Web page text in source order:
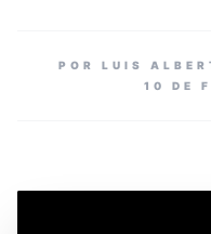
POR LUIS
10 DE